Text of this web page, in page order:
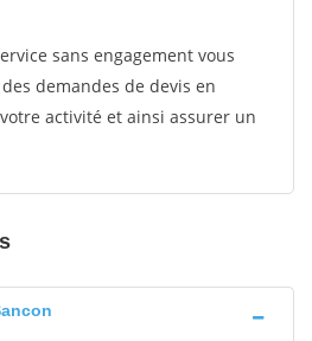
sans engagement vous
demandes de devis en
activité et ainsi assurer un